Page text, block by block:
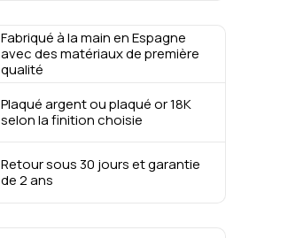
Fabriqué à la main en Espagne
avec des matériaux de première
qualité
Plaqué argent ou plaqué or 18K
selon la finition choisie
Retour sous 30 jours et garantie
de 2 ans